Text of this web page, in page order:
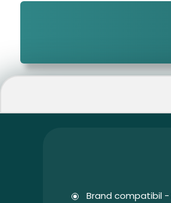
Brand compatibil -